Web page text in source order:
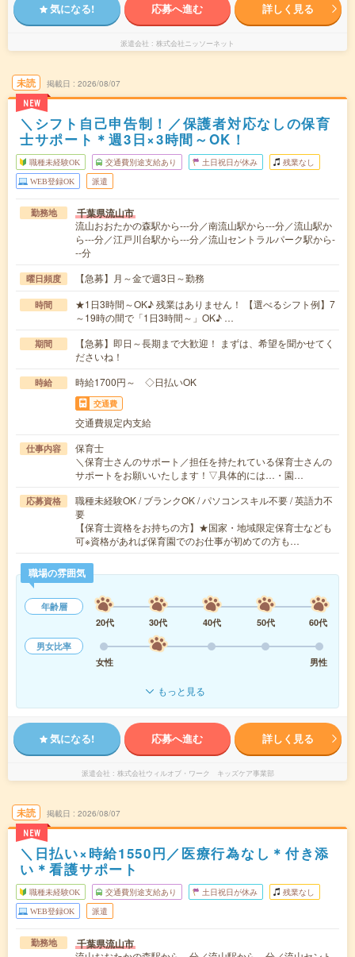
気になる! 応募へ進む 詳しく見る
派遣会社 株式会社ニッソーネット
未読
NEW
掲載日 2026/08/07
＼シフト自己申告制！／保護者対応なしの保育
士サポート＊週3日×3時間～OK！
職種未経験OK 交通費別途支給あり 土日祝日が休み 残業なし
WEB登録OK 派遣
勤務地 千葉県流山市
流山おおたかの森駅から---分／南流山駅から---分／流山駅か
ら---分／江戸川台駅から---分／流山セントラルパーク駅から-
--分
曜日頻度 【急募】月～金で週3日～勤務
時間
★1日3時間～OK♪ 残業はありません！ 【選べるシフト例】7
～19時の間で「1日3時間～」OK♪ …
期間
【急募】即日～長期まで大歓迎！ まずは、希望を聞かせてく
ださいね！
時給 時給1700円～ ◇日払いOK
交通費
交通費規定内支給
仕事内容
保育士
＼保育士さんのサポート／担任を持たれている保育士さんの
サポートをお願いいたします！▽具体的には…・園…
応募資格
職種未経験OK / ブランクOK / パソコンスキル不要 / 英語力不
要
【保育士資格をお持ちの方】★国家・地域限定保育士なども
可※資格があれば保育園でのお仕事が初めての方も…
職場の雰囲気
年齢層
20代
30代 40代 50代
60代
男女比率
女性
男性
もっと見る
気になる! 応募へ進む 詳しく見る
派遣会社 株式会社ウィルオブ・ワーク キッズケア事業部
未読
NEW
掲載日 2026/08/07
＼日払い×時給1550円／医療行為なし＊付き添
い＊看護サポート
職種未経験OK 交通費別途支給あり 土日祝日が休み 残業なし
WEB登録OK 派遣
勤務地 千葉県流山市